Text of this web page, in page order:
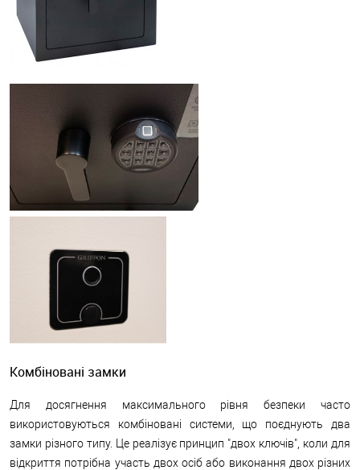
Комбіновані замки
Для досягнення максимального рівня безпеки часто
використовуються комбіновані системи, що поєднують два
замки різного типу. Це реалізує принцип "двох ключів", коли для
відкриття потрібна участь двох осіб або виконання двох різних